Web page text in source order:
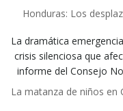
Honduras: Los
La dramática
crisis silenciosa que
informe del Consejo
La matanza de niños en